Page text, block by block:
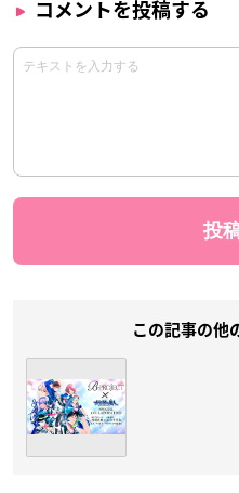
コメントを投稿する
この記事の他